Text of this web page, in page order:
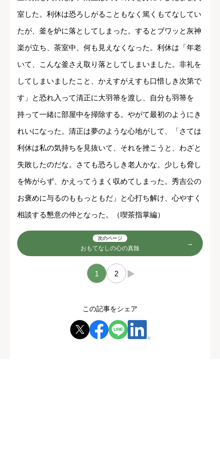
室した。利休は恐ろしがることもなく篤くもてなしてい
たが、釜を炉に落としてしまった。するとブワッと灰神
楽が立ち、茶室中、何も見えなくなった。利休は「年老
いて、こんな釜さえ取り落としてしまいました。非礼を
してしまいましたこと、かえすがえすも口惜しき次第で
す」と恐れ入って清正に大羽箒を渡し、自分も羽箒を
持って一緒に部屋中を掃除する。やがて最初のようにき
れいになった。清正は夢のような心地がして、「さては
利休は私の気持ちを見抜いて、それを挫こうと、わざと
失敗したのだな。さても恐ろしき老人かな。少しも脅し
を怖がらず、かえってうまく収めてしまった。秀吉公の
お褒めに与るのももっともだ」と心打ち解け、心やすく
相談する懇意の仲となった。（喫茶指掌編）
次のページ
おもてなしの心の真髄
1 2 →
この記事をシェア